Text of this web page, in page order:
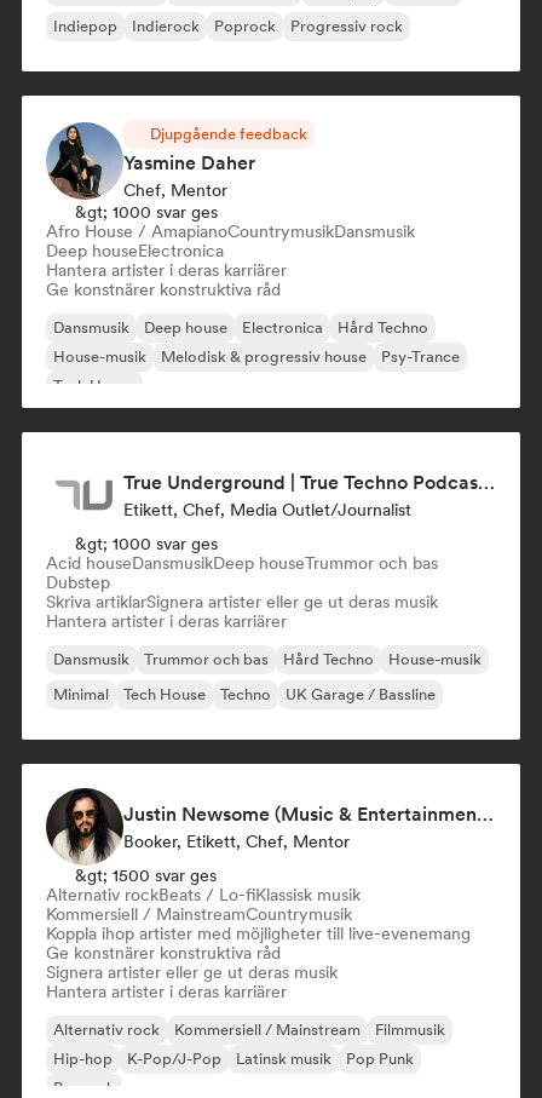
Indiepop
Indierock Poprock Progressiv rock
Djupgående feedback
Yasmine Daher
Chef, Mentor
&gt; 1000 svar ges
Afro House / AmapianoCountrymusikDansmusik
Deep houseElectronica
Hantera artister i deras karriärer
Ge konstnärer konstruktiva råd
Dansmusik Deep house Electronica
Hård Techno
House-musik
Melodisk & progressiv house
Psy-Trance
Tech House
True Underground | True Techno Podcast | ONE
Etikett, Chef, Media Outlet/Journalist
&gt; 1000 svar ges
Acid houseDansmusikDeep houseTrummor och bas
Dubstep
Skriva artiklarSignera artister eller ge ut deras musik
Hantera artister i deras karriärer
Dansmusik Trummor och bas Hård Techno
House-musik
Minimal
Tech House Techno UK Garage / Bassline
Justin Newsome (Music & Entertainment Executive | A&R, Artist Development & Partnerships | Applied AI & Systems Strategy)
Booker, Etikett, Chef, Mentor
&gt; 1500 svar ges
Alternativ rockBeats / Lo-fiKlassisk musik
Kommersiell / MainstreamCountrymusik
Koppla ihop artister med möjligheter till live-evenemang
Ge konstnärer konstruktiva råd
Signera artister eller ge ut deras musik
Hantera artister i deras karriärer
Alternativ rock Kommersiell / Mainstream
Filmmusik
Hip-hop
K-Pop/J-Pop Latinsk musik
Pop Punk
Poprock